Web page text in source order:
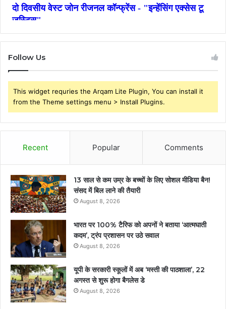
Follow Us
This widget requries the Arqam Lite Plugin, You can install it
from the Theme settings menu > Install Plugins.
Recent Popular Comments
13 साल से कम उम्र के बच्चों के लिए सोशल मीडिया बैन!
संसद में बिल लाने की तैयारी
August 8, 2026
भारत पर 100% टैरिफ को अपनों ने बताया ‘आत्मघाती
कदम’, ट्रंप प्रशासन पर उठे सवाल
August 8, 2026
यूपी के सरकारी स्कूलों में अब ‘मस्ती की पाठशाला’, 22
अगस्त से शुरू होगा बैगलेस डे
August 8, 2026